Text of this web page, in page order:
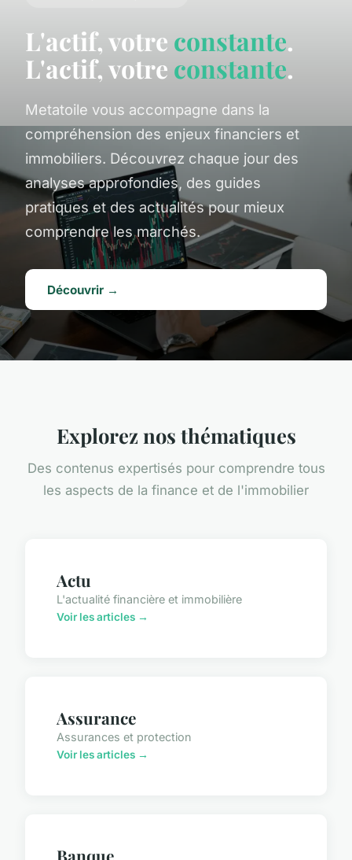
L'actif, votre constante.
L'actif, votre constante.
Metatoile vous accompagne dans la
compréhension des enjeux financiers et
immobiliers. Découvrez chaque jour des
analyses approfondies, des guides
pratiques et des actualités pour mieux
comprendre les marchés.
Découvrir →
Explorez nos thématiques
Des contenus expertisés pour comprendre tous
les aspects de la finance et de l'immobilier
Actu
L'actualité financière et immobilière
Voir les articles →
Assurance
Assurances et protection
Voir les articles →
Banque